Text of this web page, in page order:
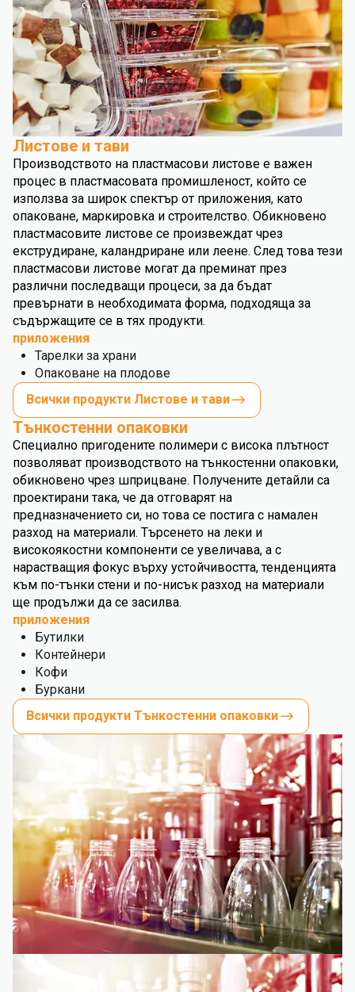
Листове и тави
Производството на пластмасови листове е важен
процес в пластмасовата промишленост, който се
използва за широк спектър от приложения, като
опаковане, маркировка и строителство. Обикновено
пластмасовите листове се произвеждат чрез
екструдиране, каландриране или леене. След това тези
пластмасови листове могат да преминат през
различни последващи процеси, за да бъдат
превърнати в необходимата форма, подходяща за
съдържащите се в тях продукти.
приложения
Тарелки за храни
Опаковане на плодове
Всички продукти Листове и тави
Тънкостенни опаковки
Специално пригодените полимери с висока плътност
позволяват производството на тънкостенни опаковки,
обикновено чрез шприцване. Получените детайли са
проектирани така, че да отговарят на
предназначението си, но това се постига с намален
разход на материали. Търсенето на леки и
високоякостни компоненти се увеличава, а с
нарастващия фокус върху устойчивостта, тенденцията
към по-тънки стени и по-нисък разход на материали
ще продължи да се засилва.
приложения
Бутилки
Контейнери
Кофи
Буркани
Всички продукти Тънкостенни опаковки